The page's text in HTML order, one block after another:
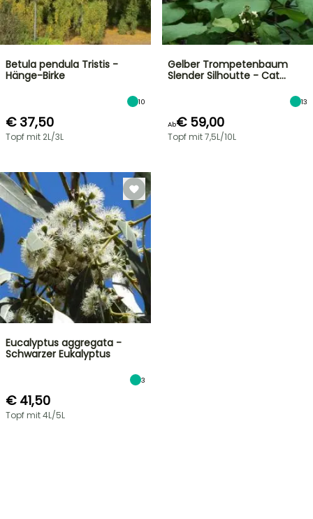
Betula pendula Tristis -
Hänge-Birke
10
€ 37,50
Topf mit 2L/3L
Gelber Trompetenbaum
Slender Silhoutte - Cat…
13
Ab€ 59,00
Topf mit 7,5L/10L
Eucalyptus aggregata -
Schwarzer Eukalyptus
3
€ 41,50
Topf mit 4L/5L